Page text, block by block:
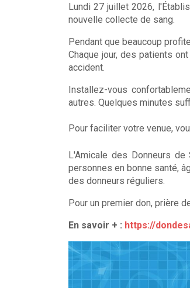
Lundi 27 juillet 2026,
nouvelle collecte de sang.
Pendant que beaucoup
Chaque jour, des patients
accident.
Installez-vous
autres. Quelques minutes
Pour faciliter votre venue,
L'Amicale des Donneurs
personnes en bonne santé,
des donneurs réguliers.
Pour un premier don, prière
En savoir + : https://